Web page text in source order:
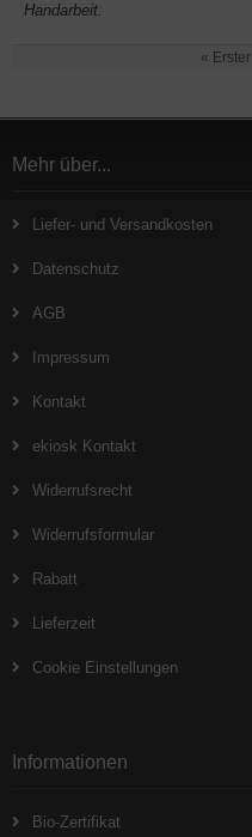
Handarbeit.
« Erster
Mehr über...
Liefer- und Versandkosten
Datenschutz
AGB
Impressum
Kontakt
ekiosk Kontakt
Widerrufsrecht
Widerrufsformular
Rabatt
Lieferzeit
Cookie Einstellungen
Informationen
Bio-Zertifikat